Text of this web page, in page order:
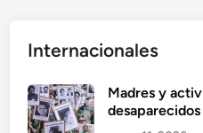
Internacionales
Madres y